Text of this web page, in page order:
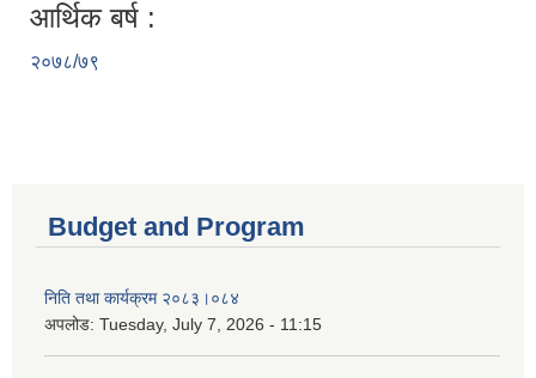
आर्थिक बर्ष :
२०७८/७९
Budget and Program
निति तथा कार्यक्रम २०८३।०८४
अपलोड: Tuesday, July 7, 2026 - 11:15